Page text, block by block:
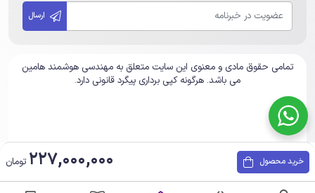
تمامی حقوق مادی و معنوی این سایت متعلق به مهندسی هوشمند هامین
می باشد. هرگونه کپی برداری پیگرد قانونی دارد.
خرید محصول 227,000,000 تومان